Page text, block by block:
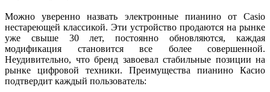
Можно уверенно назвать электронные пианино от Casio
нестареющей классикой. Эти устройство продаются на рынке
уже свыше 30 лет, постоянно обновляются, каждая
модификация становится все более совершенной.
Неудивительно, что бренд завоевал стабильные позиции на
рынке цифровой техники. Преимущества пианино Касио
подтвердит каждый пользователь: